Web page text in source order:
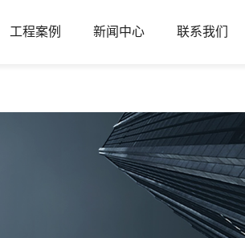
工程案例 新闻中心 联系我们